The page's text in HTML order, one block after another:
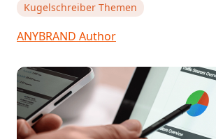
Kugelschreiber Themen
ANYBRAND Author